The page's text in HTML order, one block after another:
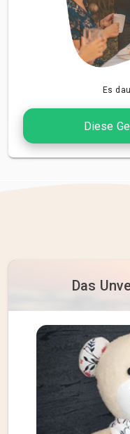
Es
Diese
Das